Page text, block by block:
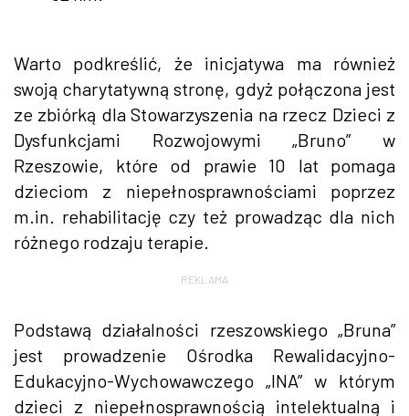
Warto podkreślić, że inicjatywa ma również
swoją charytatywną stronę, gdyż połączona jest
ze zbiórką dla Stowarzyszenia na rzecz Dzieci z
Dysfunkcjami Rozwojowymi „Bruno” w
Rzeszowie, które od prawie 10 lat pomaga
dzieciom z niepełnosprawnościami poprzez
m.in. rehabilitację czy też prowadząc dla nich
różnego rodzaju terapie.
REKLAMA
Podstawą działalności rzeszowskiego „Bruna”
jest prowadzenie Ośrodka Rewalidacyjno-
Edukacyjno-Wychowawczego „INA” w którym
dzieci z niepełnosprawnością intelektualną i